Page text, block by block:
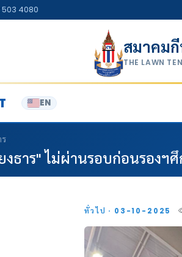
503 4080
สมาคม
THE LAWN
EN
งธาร" ไม่ผ่านรอบก่อนรองฯ
ทั่วไป · 03-10-2025